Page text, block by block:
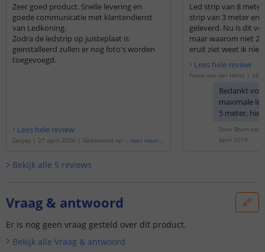
Zeer goed product. Snelle levering en
goede communicatie met klantendienst
van Ledkoning.
Zodra de ledstrip op juisteplaat is
geïnstalleerd zullen er nog foto's worden
toegevoegd.
Lees hele review
Sanjay | 27 april 2026 | Gebaseerd op d
lees meer...
Led strip van 8
strip van 3 meter en
geleverd. Nu is dit
maar waarom niet 2
eruit ziet weet ik niet
niet gemonteerd.
moment een leuke
Lees hele review
Frank van der Horst | 26
strip voor buiten
Bedankt
maximale
5 meter,
stekkertjes.
contact
u aanpassen.
Door Bram van
april 2019
Bekijk alle 5 reviews
Vraag & antwoord
Er is nog geen vraag gesteld over dit product.
Bekijk alle Vraag & antwoord